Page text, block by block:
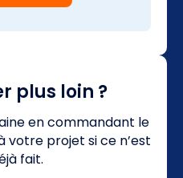
plus loin ?
en commandant le
votre projet si ce n’est
fait.